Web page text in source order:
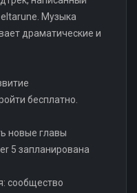
Музыка
драматические и
бесплатно.
новые главы
5 запланирована
сообщество